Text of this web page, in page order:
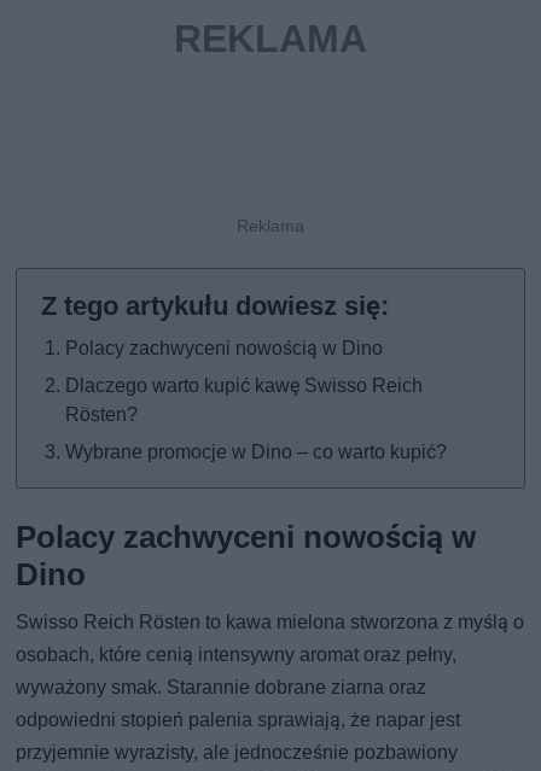
Polacy zachwyceni nowością w Dino
Dlaczego warto kupić kawę Swisso Reich
Rösten?
Wybrane promocje w Dino – co warto kupić?
Polacy zachwyceni nowością w
Dino
Swisso Reich Rösten to kawa mielona stworzona z myślą o
osobach, które cenią intensywny aromat oraz pełny,
wyważony smak. Starannie dobrane ziarna oraz
odpowiedni stopień palenia sprawiają, że napar jest
przyjemnie wyrazisty, ale jednocześnie pozbawiony